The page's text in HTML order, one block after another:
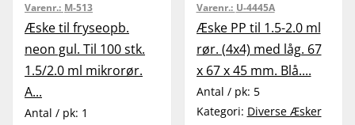
Varenr.: M-513
Æske til fryseopb.
neon gul. Til 100 stk.
1.5/2.0 ml mikrorør.
A...
Antal / pk: 1
Varenr.: U-4445A
Æske PP til 1.5-2.0 ml
rør. (4x4) med låg. 67
x 67 x 45 mm. Blå....
Antal / pk: 5
Kategori: Diverse Æsker